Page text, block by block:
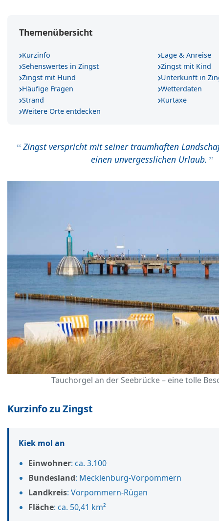
Themenübersicht
Kurzinfo
Lage & Anreise
Sehenswertes in Zingst
Zingst mit Kind
Zingst mit Hund
Unterkunft in
Häufige Fragen
Wetterdaten
Strand
Kurtaxe
Weitere Orte entdecken
Zingst verspricht mit seiner traumhaften
einen unvergesslichen Urlaub.
Tauchorgel an der Seebrücke – eine tolle
Kurzinfo zu Zingst
Kiek mol an
Einwohner: ca. 3.100
Bundesland: Mecklenburg-Vorpommern
Landkreis: Vorpommern-Rügen
Fläche: ca. 50,41 km²